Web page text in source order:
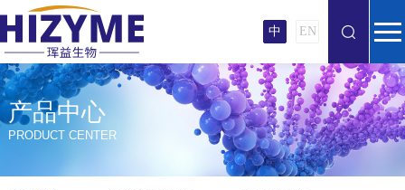
中 EN
产品中心
PRODUCT CENTER